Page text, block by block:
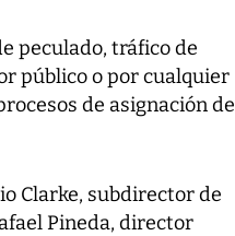
peculado, tráfico de
público o por cualquier
de asignación de
Clarke, subdirector de
Pineda, director